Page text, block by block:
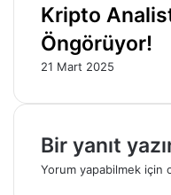
Kripto
Öngörüyor!
21 Mart 2025
Bir yanıt
Yorum yapabilmek için